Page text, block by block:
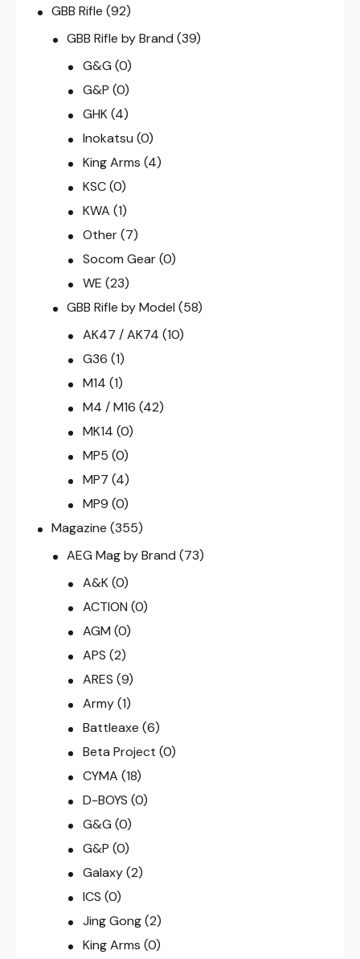
GBB Rifle (92)
GBB Rifle by Brand (39)
G&G (0)
G&P (0)
GHK (4)
Inokatsu (0)
King Arms (4)
KSC (0)
KWA (1)
Other (7)
Socom Gear (0)
WE (23)
GBB Rifle by Model (58)
AK47 / AK74 (10)
G36 (1)
M14 (1)
M4 / M16 (42)
MK14 (0)
MP5 (0)
MP7 (4)
MP9 (0)
Magazine (355)
AEG Mag by Brand (73)
A&K (0)
ACTION (0)
AGM (0)
APS (2)
ARES (9)
Army (1)
Battleaxe (6)
Beta Project (0)
CYMA (18)
D-BOYS (0)
G&G (0)
G&P (0)
Galaxy (2)
ICS (0)
Jing Gong (2)
King Arms (0)